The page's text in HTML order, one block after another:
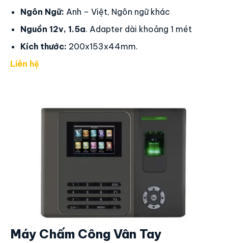
Ngôn Ngữ: Anh – Việt, Ngôn ngữ khác
Nguồn 12v, 1.5a. Adapter dài khoảng 1 mét
Kích thước: 200x153x44mm.
Liên hệ
Máy Chấm Công Vân Tay